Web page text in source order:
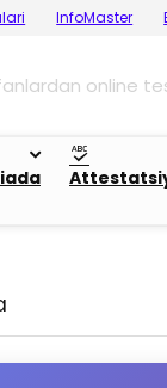
InfoMaster
online